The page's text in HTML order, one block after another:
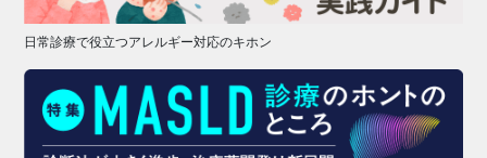
日常診療で役立つアレルギー対応のキホン